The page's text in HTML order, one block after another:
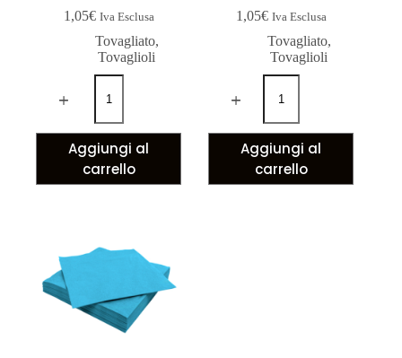
1,05€ Iva Esclusa
Tovagliato,
Tovaglioli
Aggiungi al
carrello
1,05€ Iva Esclusa
Tovagliato,
Tovaglioli
Aggiungi al
carrello